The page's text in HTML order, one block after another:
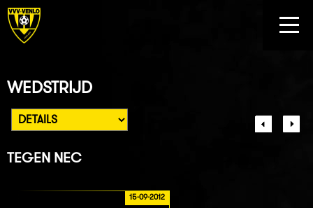
WEDSTRIJD
TEGEN NEC
15-09-2012